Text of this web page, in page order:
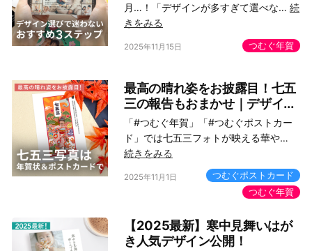
月…！「デザインが多すぎて選べな…続
きをみる
2025年11月15日 つむぐ年賀
最高の晴れ姿をお披露目！七五
三の報告もおまかせ｜デザイ...
「#つむぐ年賀」「#つむぐポストカー
ド」では七五三フォトが映える華や…
続きをみる
2025年11月1日
つむぐポストカード
つむぐ年賀
【2025最新】寒中見舞いはが
き人気デザイン公開！